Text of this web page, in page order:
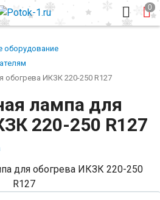
оборудование
ИКЗК 220-250 R127
лампа для
220-250 R127